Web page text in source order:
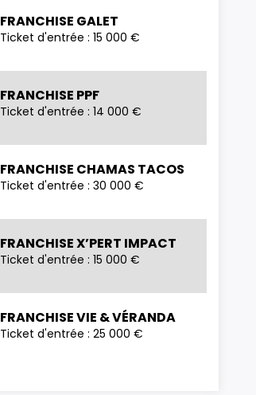
FRANCHISE GALET
Ticket d'entrée : 15 000 €
FRANCHISE PPF
Ticket d'entrée : 14 000 €
FRANCHISE CHAMAS TACOS
Ticket d'entrée : 30 000 €
FRANCHISE X’PERT IMPACT
Ticket d'entrée : 15 000 €
FRANCHISE VIE & VÉRANDA
Ticket d'entrée : 25 000 €